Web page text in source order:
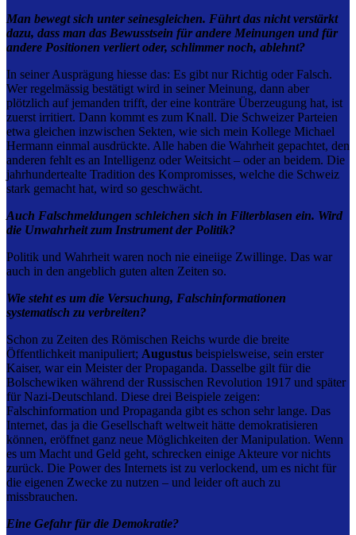
Man bewegt sich unter seinesgleichen. Führt das nicht verstärkt
dazu, dass man das Bewusstsein für andere Meinungen und für
andere Positionen verliert oder, schlimmer noch, ablehnt?
In seiner Ausprägung hiesse das: Es gibt nur Richtig oder Falsch.
Wer regelmässig bestätigt wird in seiner Meinung, dann aber
plötzlich auf jemanden trifft, der eine konträre Überzeugung hat, ist
zuerst irritiert. Dann kommt es zum Knall. Die Schweizer Parteien
etwa gleichen inzwischen Sekten, wie sich mein Kollege Michael
Hermann einmal ausdrückte. Alle haben die Wahrheit gepachtet, den
anderen fehlt es an Intelligenz oder Weitsicht – oder an beidem. Die
jahrhundertealte Tradition des Kompromisses, welche die Schweiz
stark gemacht hat, wird so geschwächt.
Auch Falschmeldungen schleichen sich in Filterblasen ein. Wird
die Unwahrheit zum Instrument der Politik?
Politik und Wahrheit waren noch nie eineiige Zwillinge. Das war
auch in den angeblich guten alten Zeiten so.
Wie steht es um die Versuchung, Falschinformationen
systematisch zu verbreiten?
Schon zu Zeiten des Römischen Reichs wurde die breite
Öffentlichkeit manipuliert; Augustus beispielsweise, sein erster
Kaiser, war ein Meister der Propaganda. Dasselbe gilt für die
Bolschewiken während der Russischen Revolution 1917 und später
für Nazi-Deutschland. Diese drei Beispiele zeigen:
Falschinformation und Propaganda gibt es schon sehr lange. Das
Internet, das ja die Gesellschaft weltweit hätte demokratisieren
können, eröffnet ganz neue Möglichkeiten der Manipulation. Wenn
es um Macht und Geld geht, schrecken einige Akteure vor nichts
zurück. Die Power des Internets ist zu verlockend, um es nicht für
die eigenen Zwecke zu nutzen – und leider oft auch zu
missbrauchen.
Eine Gefahr für die Demokratie?